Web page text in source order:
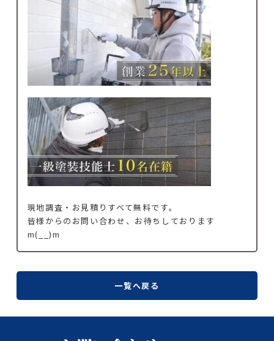
現地調査・お見積りすべて無料です。
皆様からのお問い合わせ、お待ちしております
m(__)m
一覧へ戻る